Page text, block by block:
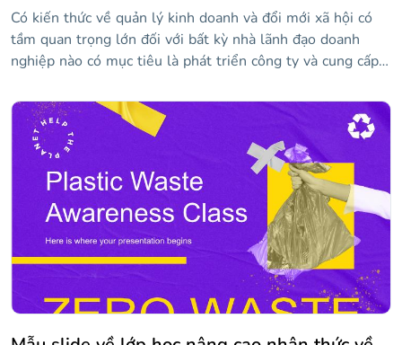
Có kiến thức về quản lý kinh doanh và đổi mới xã hội có
tầm quan trọng lớn đối với bất kỳ nhà lãnh đạo doanh
nghiệp nào có mục tiêu là phát triển công ty và cung cấp
mẫu độc đáo và hấp dẫn này để bạn có thể trình bày các
diễn giả, chương trình và nội dung chính của hội nghị của
bạn. Trong đó, bạn sẽ tìm thấy các tài nguyên như dòng
thời gian, đồ thị, sơ đồ và biểu tượng mà bạn có thể tùy
chỉnh với thông tin của mình để truyền bá kiến thức của
mình.